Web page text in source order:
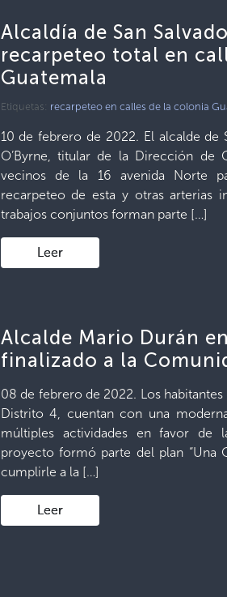
Alcaldía de San
recarpeteo total en
Guatemala
Etiquetas: recarpeteo en calles de la colonia
10 de febrero de 2022. El alcalde de
O’Byrne, titular de la Dirección de
vecinos de la 16 avenida Norte
recarpeteo de esta y otras arterias
trabajos conjuntos forman parte […]
Leer
Alcalde Mario Durán
finalizado a la
08 de febrero de 2022. Los
Distrito 4, cuentan con una
múltiples actividades en favor de
proyecto formó parte del plan “Una
cumplirle a la […]
Leer